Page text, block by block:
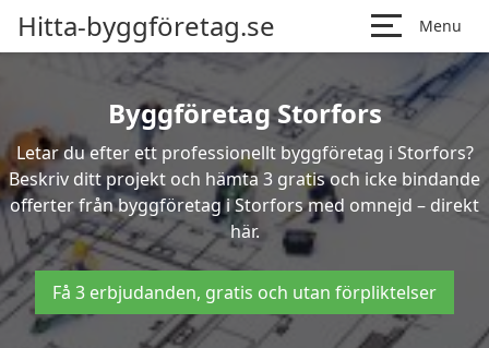
Hitta-byggföretag.se Menu
Byggföretag Storfors
Letar du efter ett professionellt byggföretag i Storfors?
Beskriv ditt projekt och hämta 3 gratis och icke bindande
offerter från byggföretag i Storfors med omnejd – direkt
här.
Få 3 erbjudanden, gratis och utan förpliktelser